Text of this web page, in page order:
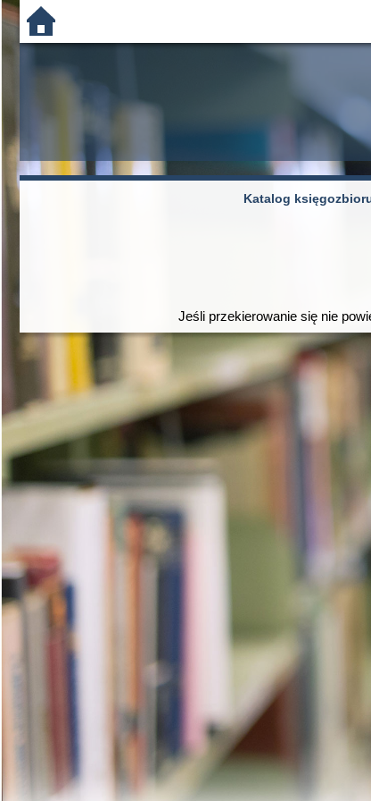
Katalog
Jeśli przekierowanie się nie